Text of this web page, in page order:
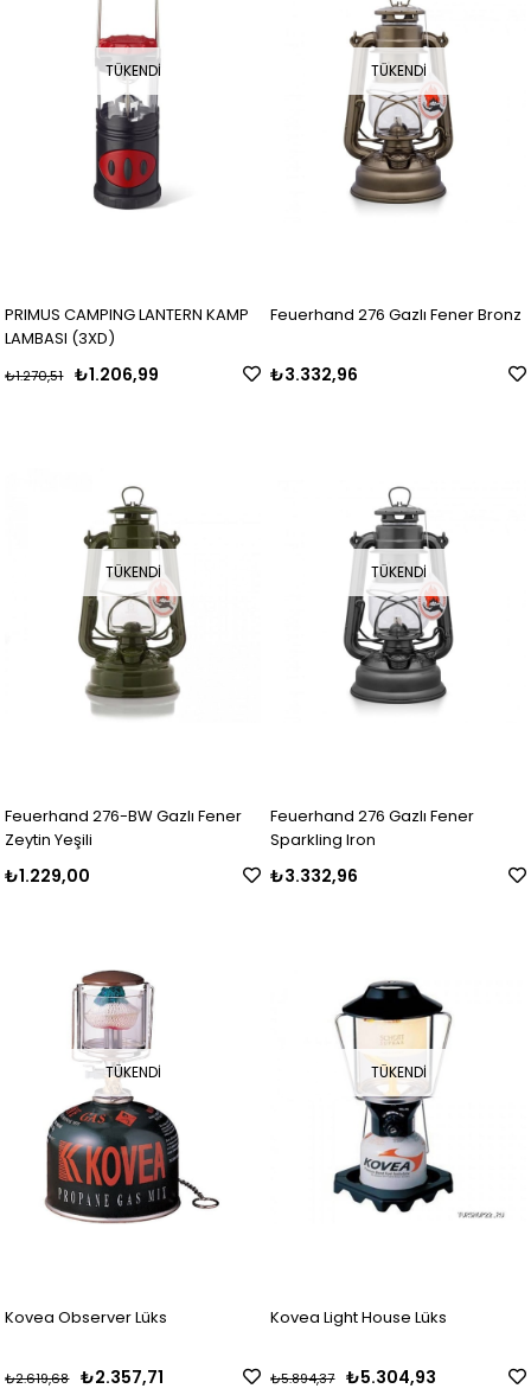
TÜKENDI
PRIMUS CAMPING LANTERN KAMP
LAMBASI (3XD)
₺1.206,99
₺1.270,51
TÜKENDI
Feuerhand 276 Gazlı Fener Bronz
₺3.332,96
TÜKENDI
Feuerhand 276-BW Gazlı Fener
Zeytin Yeşili
₺1.229,00
TÜKENDI
Feuerhand 276 Gazlı Fener
Sparkling Iron
₺3.332,96
TÜKENDI
Kovea Observer Lüks
₺2.357,71
₺2.619,68
TÜKENDI
Kovea Light House Lüks
₺5.304,93
₺5.894,37